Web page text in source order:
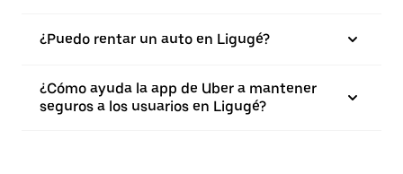
¿Puedo rentar un auto en Ligugé?
¿Cómo ayuda la app de Uber a mantener
seguros a los usuarios en Ligugé?